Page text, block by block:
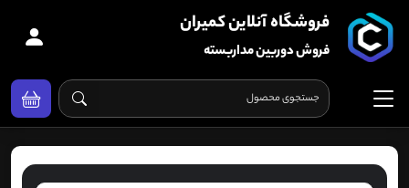
فروشگاه آنلاین کمیران
فروش دوربین مداربسته